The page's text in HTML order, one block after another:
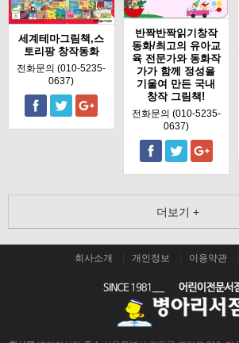
세계테마그림책,스
토리팡 창작동화
전화문의 (010-5235-
0637)
반짝반짝읽기창작
동화/최고의 유아교
육 전문가와 동화작
가가 함께 정성을
기울여 만든 국내
창작 그림책!
전화문의 (010-5235-
0637)
더보기 +
회사소개 개인정보 이용약관